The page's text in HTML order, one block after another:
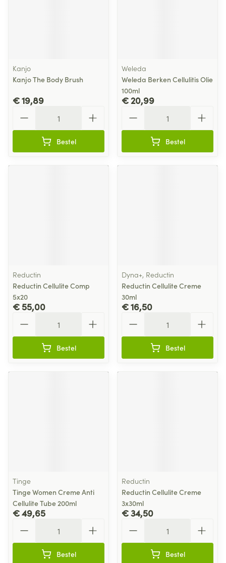
Kanjo
Kanjo The Body Brush
€ 19,89
Bestel
Weleda
Weleda Berken Cellulitis Olie
100ml
€ 20,99
Bestel
Reductin
Reductin Cellulite Comp
5x20
€ 55,00
Bestel
Dyna+, Reductin
Reductin Cellulite Creme
30ml
€ 16,50
Bestel
Tinge
Tinge Women Creme Anti
Cellulite Tube 200ml
€ 49,65
Bestel
Reductin
Reductin Cellulite Creme
3x30ml
€ 34,50
Bestel